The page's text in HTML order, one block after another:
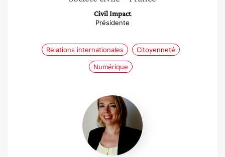
Civil Impact
Présidente
Relations internationales Citoyenneté
Numérique
Aline
Daillère